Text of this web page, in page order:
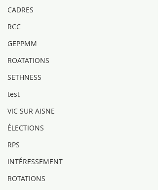
CADRES
RCC
GEPPMM
ROATATIONS
SETHNESS
test
VIC SUR AISNE
ÉLECTIONS
RPS
INTÉRESSEMENT
ROTATIONS